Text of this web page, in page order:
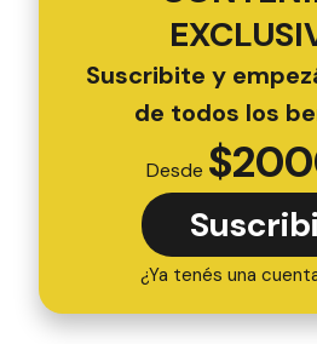
Suscribite y
de todos los
Desde $
¿Ya tenés una